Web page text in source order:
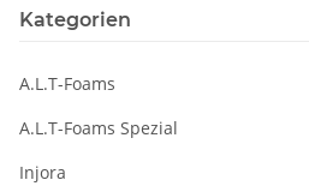
Kategorien
A.L.T-Foams
A.L.T-Foams Spezial
Injora